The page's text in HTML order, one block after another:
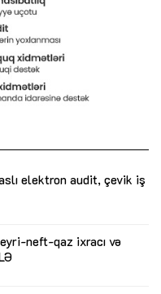
elektron audit, çevik iş
neft-qaz ixracı və